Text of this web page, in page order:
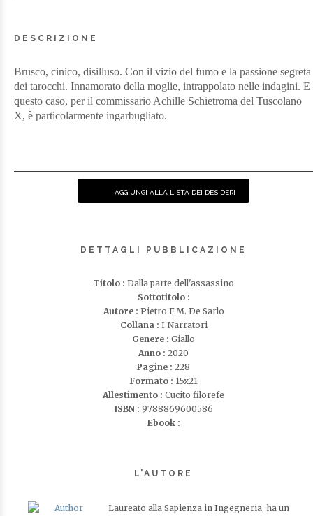
DESCRIZIONE
Brusco, cinico, disilluso. Con il vizio del fumo e la passione segreta
dei tarocchi. Innamorato della moglie, intrappolato nelle indagini. E
questo caso, per il commissario Achille Schietroma del Tuscolano
X, è particolarmente ingarbugliato.
AGGIUNGI ALLA LISTA DEI DESIDERI
DETTAGLI PUBBLICAZIONE
Titolo : Dalla parte dell'assassino
Sottotitolo :
Autore : Pietro F.M. De Sarlo
Collana : I Narratori
Genere : Giallo
Anno : 2020
Pagine : 228
Formato : 15x21
Allestimento : Cucito filorefe
ISBN : 9788869600586
Ebook :
L’AUTORE
Laureato alla Sapienza in Ingegneria, ha un